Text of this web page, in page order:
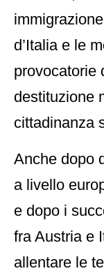
d’Italia e le
provocatorie
destituzione
cittadinanza
Anche dopo
a livello
e dopo i
fra Austria e
allentare le